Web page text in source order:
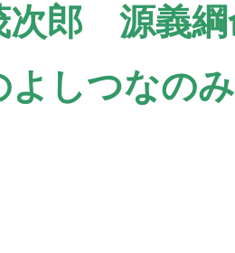
次郎 源義綱
よしつなの